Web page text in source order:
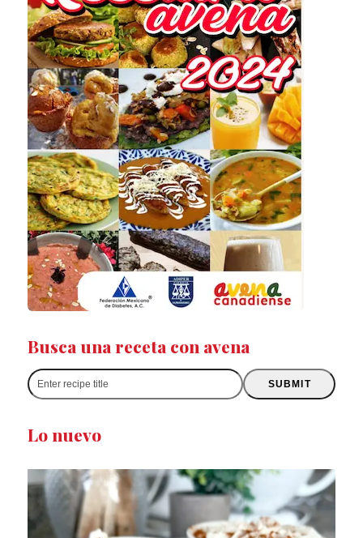
Busca una receta con avena
Enter
recipe
SUBMIT
Lo nuevo